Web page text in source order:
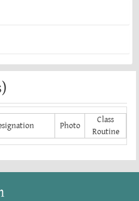
Photo
Class
Routine